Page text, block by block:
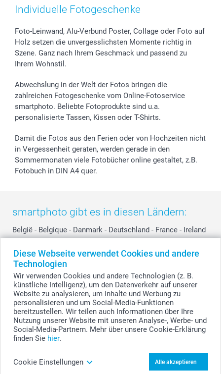
Diese Webseite verwendet Cookies und andere
Technologien
Wir verwenden Cookies und andere Technologien (z. B.
künstliche Intelligenz), um den Datenverkehr auf unserer
Website zu analysieren, um Inhalte und Werbung zu
personalisieren und um Social-Media-Funktionen
bereitzustellen. Wir teilen auch Informationen über Ihre
Nutzung unserer Website mit unseren Analyse-, Werbe- und
Social-Media-Partnern. Mehr über unsere Cookie-Erklärung
finden Sie hier.
Cookie Einstellungen Alle akzeptieren
Zubehör & Material
Sticker & Etiketten
Geschenk-Gutscheine (PDF)
AGB
Presse
Partnerprogramme
Investor Relations
Widerrufsrecht
Muttertag
Kommunion & Konfirmation
Hochzeit
Geburtstag
Zu allen Anlässen
Preise und Versandkosten
48h Lieferung
Zahlungsmöglichkeiten
Anmelden /Registrieren
Status der Bestellung
smartfriends
smartgarantie
smartbonus
Individuelle Fotogeschenke
Foto-Leinwand, Alu-Verbund Poster, Collage oder Foto auf
Holz setzen die unvergesslichsten Momente richtig in
Szene. Ganz nach Ihrem Geschmack und passend zu
Ihrem Wohnstil.
Abwechslung in der Welt der Fotos bringen die
zahlreichen Fotogeschenke vom Online-Fotoservice
smartphoto. Beliebte Fotoprodukte sind u.a.
personalisierte Tassen, Kissen oder T-Shirts.
Damit die Fotos aus den Ferien oder von Hochzeiten nicht
in Vergessenheit geraten, werden gerade in den
Sommermonaten viele Fotobücher online gestaltet, z.B.
Fotobuch in DIN A4 quer.
smartphoto gibt es in diesen Ländern:
België - Belgique - Danmark - Deutschland - France - Ireland
Switzerland - Suomi - Sverige - United Kingdom -
Other Countries
Alle Preise verstehen sich in Schweizer Franken (CHF) inkl. MwSt. und zzgl.
Versandkosten.